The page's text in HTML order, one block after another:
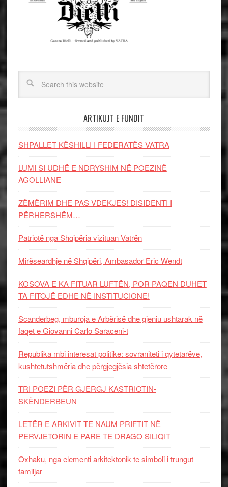
ARTIKUJT E FUNDIT
SHPALLET KËSHILLI I FEDERATËS VATRA
LUMI SI UDHË E NDRYSHIM NË POEZINË
AGOLLIANE
ZËMËRIM DHE PAS VDEKJES! DISIDENTI I
PËRHERSHËM…
Patriotë nga Shqipëria vizituan Vatrën
Mirëseardhje në Shqipëri, Ambasador Eric Wendt
KOSOVA E KA FITUAR LUFTËN, POR PAQEN DUHET
TA FITOJË EDHE NË INSTITUCIONE!
Scanderbeg, mburoja e Arbërisë dhe gjeniu ushtarak në
faqet e Giovanni Carlo Saraceni-t
Republika mbi interesat politike: sovraniteti i qytetarëve,
kushtetutshmëria dhe përgjegjësia shtetërore
TRI POEZI PËR GJERGJ KASTRIOTIN-
SKËNDERBEUN
LETËR E ARKIVIT TE NAUM PRIFTIT NË
PERVJETORIN E PARE TE DRAGO SILIQIT
Oxhaku, nga elementi arkitektonik te simboli i trungut
familjar